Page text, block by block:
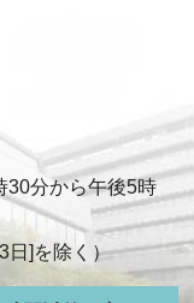
30分から午後5時
日]を除く）